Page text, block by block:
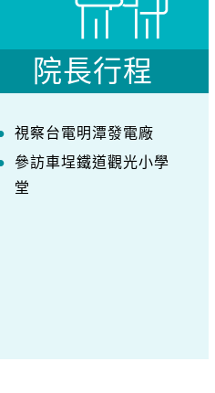
院長行程
視察台電明潭發電廠
參訪車埕鐵道觀光小學
堂